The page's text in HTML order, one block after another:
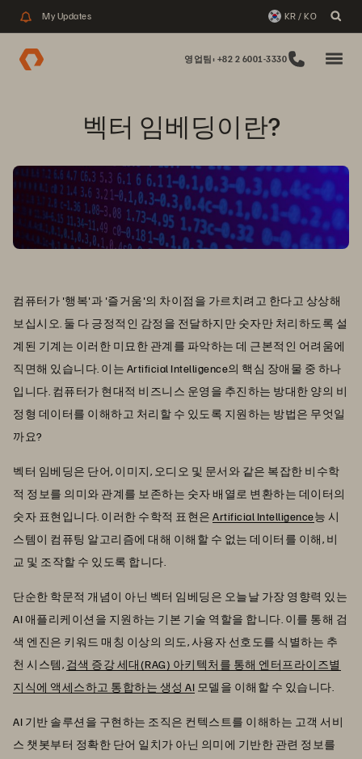
My Updates KR / KO
영업팀: +82 2 6001-3330
벡터 임베딩이란?
컴퓨터가 '행복'과 '즐거움'의 차이점을 가르치려고 한다고 상상해
보십시오. 둘 다 긍정적인 감정을 전달하지만 숫자만 처리하도록 설
계된 기계는 이러한 미묘한 관계를 파악하는 데 근본적인 어려움에
직면해 있습니다. 이는 Artificial Intelligence의 핵심 장애물 중 하나
입니다. 컴퓨터가 현대적 비즈니스 운영을 추진하는 방대한 양의 비
정형 데이터를 이해하고 처리할 수 있도록 지원하는 방법은 무엇일
까요?
벡터 임베딩은 단어, 이미지, 오디오 및 문서와 같은 복잡한 비수학
적 정보를 의미와 관계를 보존하는 숫자 배열로 변환하는 데이터의
숫자 표현입니다. 이러한 수학적 표현은 Artificial Intelligence능 시
스템이 컴퓨팅 알고리즘에 대해 이해할 수 없는 데이터를 이해, 비
교 및 조작할 수 있도록 합니다.
단순한 학문적 개념이 아닌 벡터 임베딩은 오늘날 가장 영향력 있는
AI 애플리케이션을 지원하는 기본 기술 역할을 합니다. 이를 통해 검
색 엔진은 키워드 매칭 이상의 의도, 사용자 선호도를 식별하는 추
천 시스템, 검색 증강 세대(RAG) 아키텍처를 통해 엔터프라이즈별
지식에 액세스하고 통합하는 생성 AI 모델을 이해할 수 있습니다.
AI 기반 솔루션을 구현하는 조직은 컨텍스트를 이해하는 고객 서비
스 챗봇부터 정확한 단어 일치가 아닌 의미에 기반한 관련 정보를